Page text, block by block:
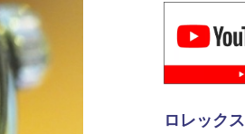
ロレック